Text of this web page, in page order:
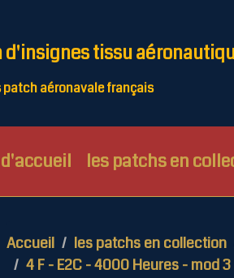
tissu
aéronavale français
les patchs en
Accueil les patchs en collection
4 F - E2C - 4000 Heures - mod 3